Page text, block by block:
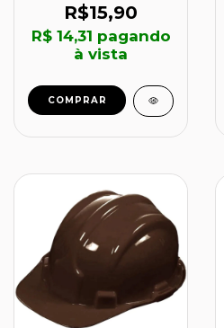
AMARELO -
70000463 -
PLASTCOR
R$15,90
R$ 14,31 pagando
à vista
COMPRAR